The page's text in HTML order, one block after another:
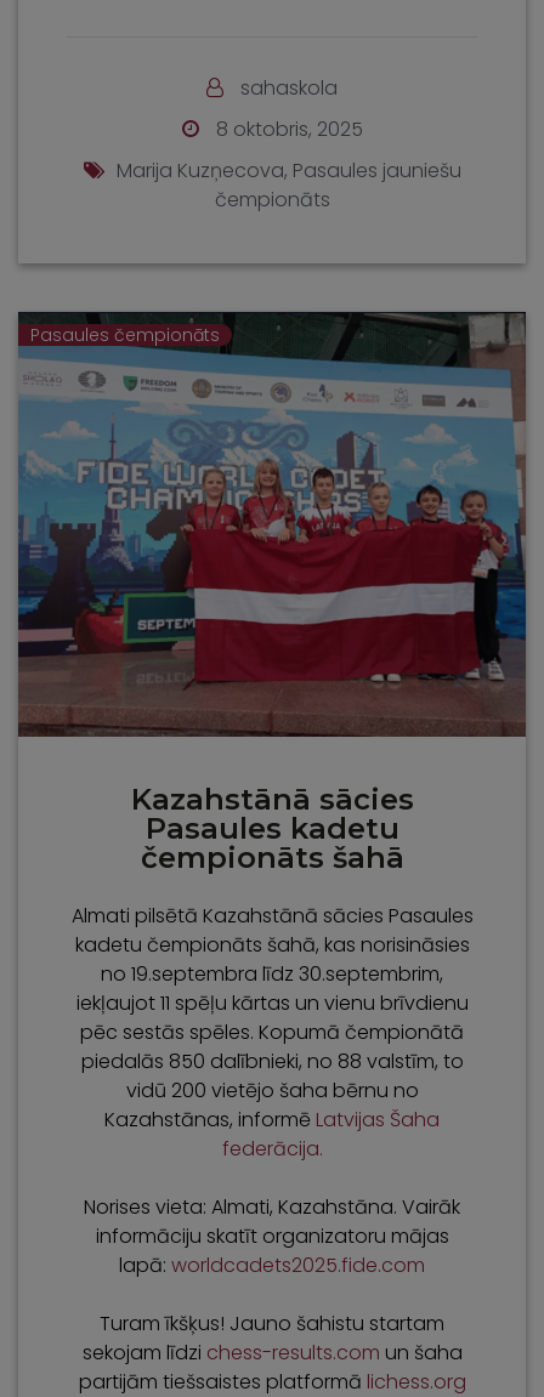
sahaskola
8 oktobris, 2025
Marija Kuzņecova, Pasaules jauniešu
čempionāts
Pasaules čempionāts
Kazahstānā sācies
Pasaules kadetu
čempionāts šahā
Almati pilsētā Kazahstānā sācies Pasaules
kadetu čempionāts šahā, kas norisināsies
no 19.septembra līdz 30.septembrim,
iekļaujot 11 spēļu kārtas un vienu brīvdienu
pēc sestās spēles. Kopumā čempionātā
piedalās 850 dalībnieki, no 88 valstīm, to
vidū 200 vietējo šaha bērnu no
Kazahstānas, informē Latvijas Šaha
federācija.
Norises vieta: Almati, Kazahstāna. Vairāk
informāciju skatīt organizatoru mājas
lapā: worldcadets2025.fide.com
Turam īkšķus! Jauno šahistu startam
sekojam līdzi chess-results.com un šaha
partijām tiešsaistes platformā lichess.org